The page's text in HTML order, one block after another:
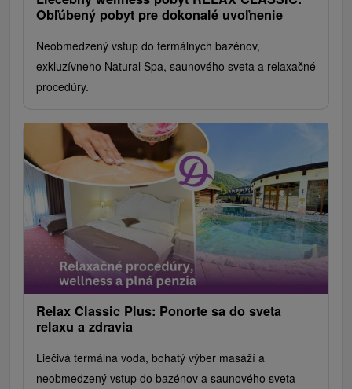
Obľúbený pobyt pre dokonalé uvoľnenie
Neobmedzený vstup do termálnych bazénov,
exkluzívneho Natural Spa, saunového sveta a relaxačné
procedúry.
Relax Classic Plus: Ponorte sa do sveta
relaxu a zdravia
Liečivá termálna voda, bohatý výber masáží a
neobmedzený vstup do bazénov a saunového sveta